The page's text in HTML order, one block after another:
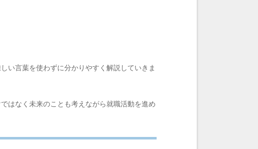
い言葉を使わずに分かりやすく解説していきま
はなく未来のことも考えながら就職活動を進め